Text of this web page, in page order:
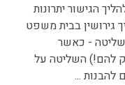
הגישור יתרונות
גירושין בבית משפט
משפחה או בית הדין הרבני.1. שליטה - כאשר
להם!) השליטה על
להבנות ...